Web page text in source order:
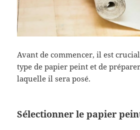
Avant de commencer, il est
type de papier peint et de
laquelle il sera posé.
Sélectionner le papier